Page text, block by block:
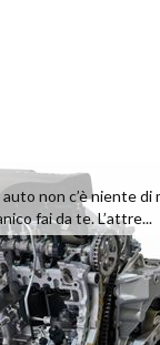
non c’è niente di
fai da te. L’attre...